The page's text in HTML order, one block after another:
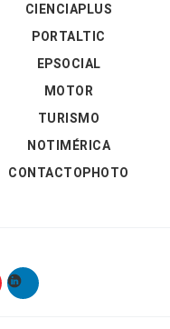
CIENCIAPLUS
PORTALTIC
EPSOCIAL
MOTOR
TURISMO
NOTIMÉRICA
CONTACTOPHOTO